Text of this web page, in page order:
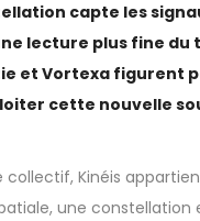
capte les
lecture plus fine du
et Vortexa figurent
cette nouvelle
collectif, Kinéis
une constellation